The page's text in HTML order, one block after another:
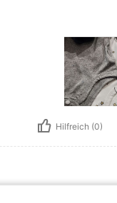
Hilfreich (0)